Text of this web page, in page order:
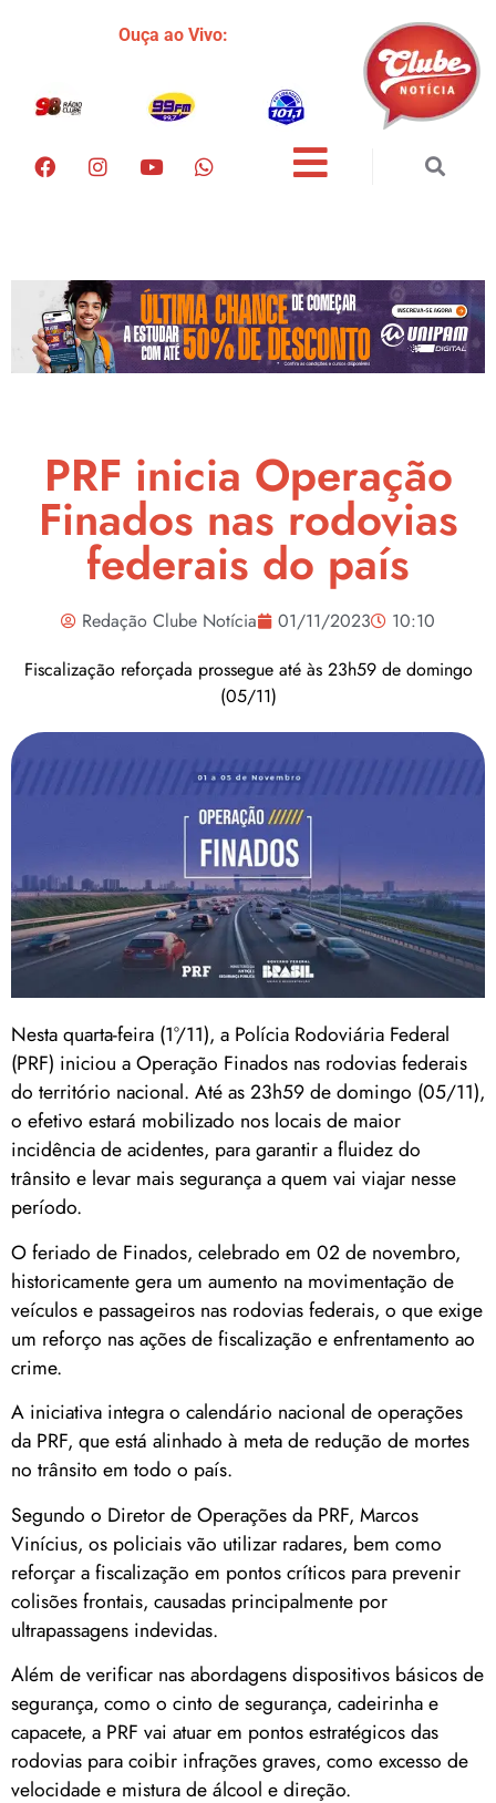
Ouça ao Vivo:
PRF inicia Operação
Finados nas rodovias
federais do país
Redação Clube Notícia 01/11/2023
10:10
Fiscalização reforçada prossegue até às 23h59 de domingo
(05/11)
Nesta quarta-feira (1°/11), a Polícia Rodoviária Federal
(PRF) iniciou a Operação Finados nas rodovias federais
do território nacional. Até as 23h59 de domingo (05/11),
o efetivo estará mobilizado nos locais de maior
incidência de acidentes, para garantir a fluidez do
trânsito e levar mais segurança a quem vai viajar nesse
período.
O feriado de Finados, celebrado em 02 de novembro,
historicamente gera um aumento na movimentação de
veículos e passageiros nas rodovias federais, o que exige
um reforço nas ações de fiscalização e enfrentamento ao
crime.
A iniciativa integra o calendário nacional de operações
da PRF, que está alinhado à meta de redução de mortes
no trânsito em todo o país.
Segundo o Diretor de Operações da PRF, Marcos
Vinícius, os policiais vão utilizar radares, bem como
reforçar a fiscalização em pontos críticos para prevenir
colisões frontais, causadas principalmente por
ultrapassagens indevidas.
Além de verificar nas abordagens dispositivos básicos de
segurança, como o cinto de segurança, cadeirinha e
capacete, a PRF vai atuar em pontos estratégicos das
rodovias para coibir infrações graves, como excesso de
velocidade e mistura de álcool e direção.